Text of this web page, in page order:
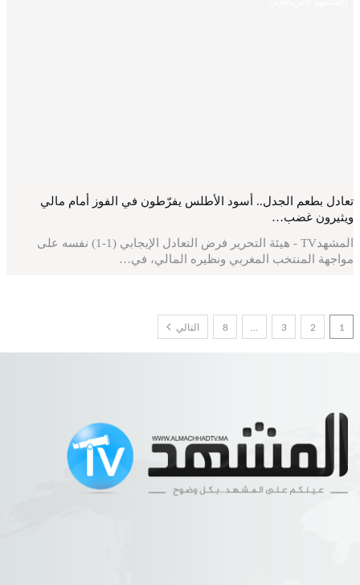
تعادل بطعم الجدل.. أسود الأطلس يفرّطون في الفوز أمام مالي
ويثيرون غضب…
المشهدTV - هيئة التحرير فرض التعادل الإيجابي (1-1) نفسه على
مواجهة المنتخب المغربي ونظيره المالي، في…
1
2
3
…
8 التالي